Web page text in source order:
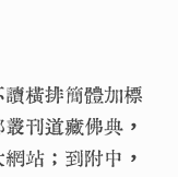
橫排簡體加標
刊道藏佛典，
站；到附中，